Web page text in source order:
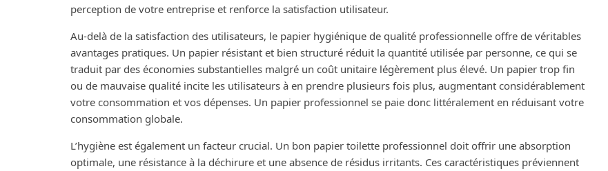
perception de votre entreprise et renforce la satisfaction utilisateur.
Au-delà de la satisfaction des utilisateurs, le papier hygiénique de qualité professionnelle offre de véritables
avantages pratiques. Un papier résistant et bien structuré réduit la quantité utilisée par personne, ce qui se
traduit par des économies substantielles malgré un coût unitaire légèrement plus élevé. Un papier trop fin
ou de mauvaise qualité incite les utilisateurs à en prendre plusieurs fois plus, augmentant considérablement
votre consommation et vos dépenses. Un papier professionnel se paie donc littéralement en réduisant votre
consommation globale.
L’hygiène est également un facteur crucial. Un bon papier toilette professionnel doit offrir une absorption
optimale, une résistance à la déchirure et une absence de résidus irritants. Ces caractéristiques préviennent